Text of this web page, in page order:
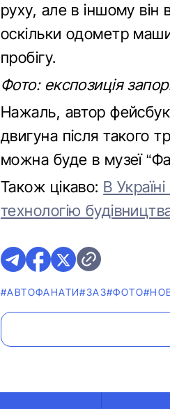
руху, але в іншому він
оскільки одометр
пробігу.
Фото: експозиція
Нажаль, автор фейсбук-
двигуна після такого
можна буде в музеї
Також цікаво: В
технологію
#АВТОФАНАТИ#ЗАЗ#ФОТО